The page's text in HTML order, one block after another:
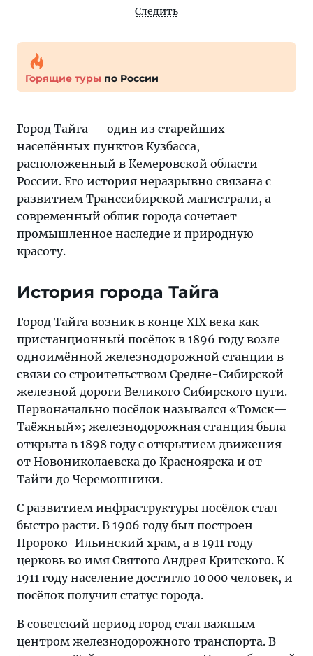
Следить
Горящие туры по России
Город Тайга — один из старейших
населённых пунктов Кузбасса,
расположенный в Кемеровской области
России. Его история неразрывно связана с
развитием Транссибирской магистрали, а
современный облик города сочетает
промышленное наследие и природную
красоту.
История города Тайга
Город Тайга возник в конце XIX века как
пристанционный посёлок в 1896 году возле
одноимённой железнодорожной станции в
связи со строительством Средне-Сибирской
железной дороги Великого Сибирского пути.
Первоначально посёлок назывался «Томск—
Таёжный»; железнодорожная станция была
открыта в 1898 году с открытием движения
от Новониколаевска до Красноярска и от
Тайги до Черемошники.
С развитием инфраструктуры посёлок стал
быстро расти. В 1906 году был построен
Пророко-Ильинский храм, а в 1911 году —
церковь во имя Святого Андрея Критского. К
1911 году население достигло 10 000 человек, и
посёлок получил статус города.
В советский период город стал важным
центром железнодорожного транспорта. В